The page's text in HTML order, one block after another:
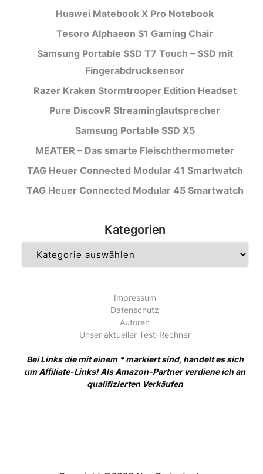
Huawei Matebook X Pro Notebook
Tesoro Alphaeon S1 Gaming Chair
Samsung Portable SSD T7 Touch – SSD mit
Fingerabdrucksensor
Razer Kraken Stormtrooper Edition Headset
Pure DiscovR Streaminglautsprecher
Samsung Portable SSD X5
MEATER – Das smarte Fleischthermometer
TAG Heuer Connected Modular 41 Smartwatch
TAG Heuer Connected Modular 45 Smartwatch
Kategorien
Impressum
Datenschutz
Autoren
Unser aktueller Test-Rechner
Bei Links die mit einem * markiert sind, handelt es sich
um Affiliate-Links! Als Amazon-Partner verdiene ich an
qualifizierten Verkäufen